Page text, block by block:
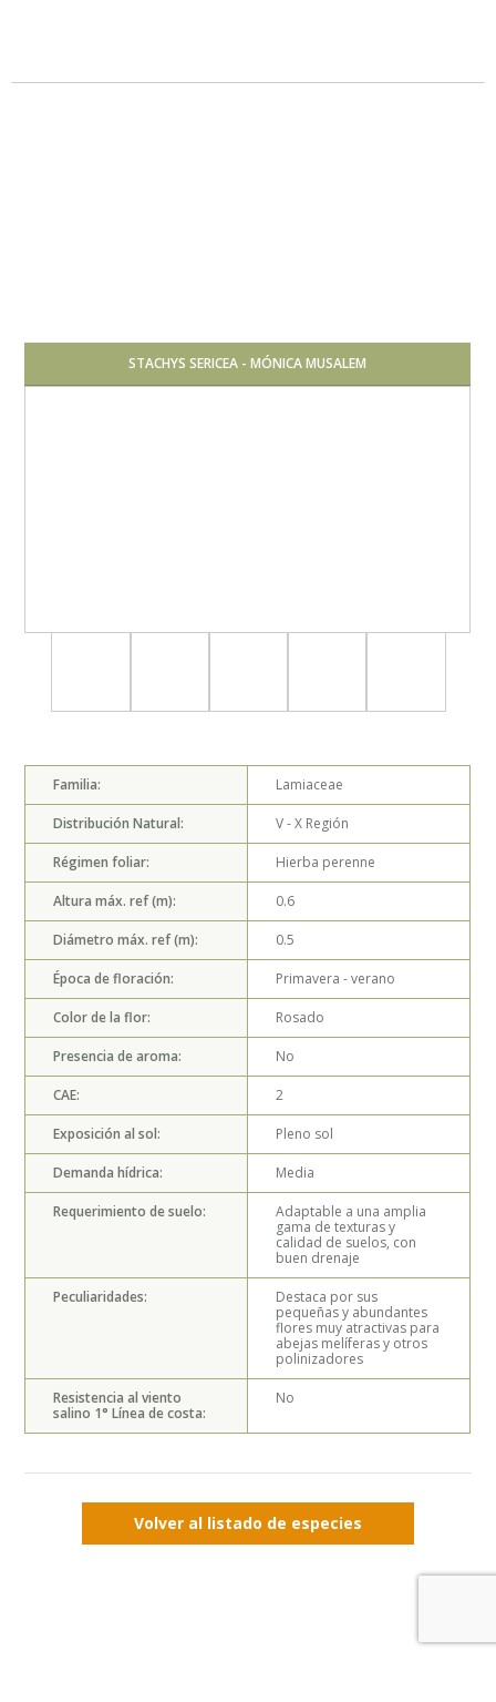
STACHYS SERICEA - MÓNICA MUSALEM
Familia: Lamiaceae
Distribución Natural: V - X Región
Régimen foliar: Hierba perenne
Altura máx. ref (m): 0.6
Diámetro máx. ref (m): 0.5
Época de floración: Primavera - verano
Color de la flor: Rosado
Presencia de aroma: No
CAE: 2
Exposición al sol: Pleno sol
Demanda hídrica: Media
Requerimiento de suelo:
Adaptable a una amplia
gama de texturas y
calidad de suelos, con
buen drenaje
Peculiaridades:
Destaca por sus
pequeñas y abundantes
flores muy atractivas para
abejas melíferas y otros
polinizadores
Resistencia al viento
salino 1° Línea de costa:
No
Volver al listado de especies